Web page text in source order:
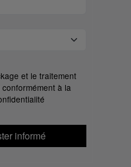
et le traitement
à la
informé